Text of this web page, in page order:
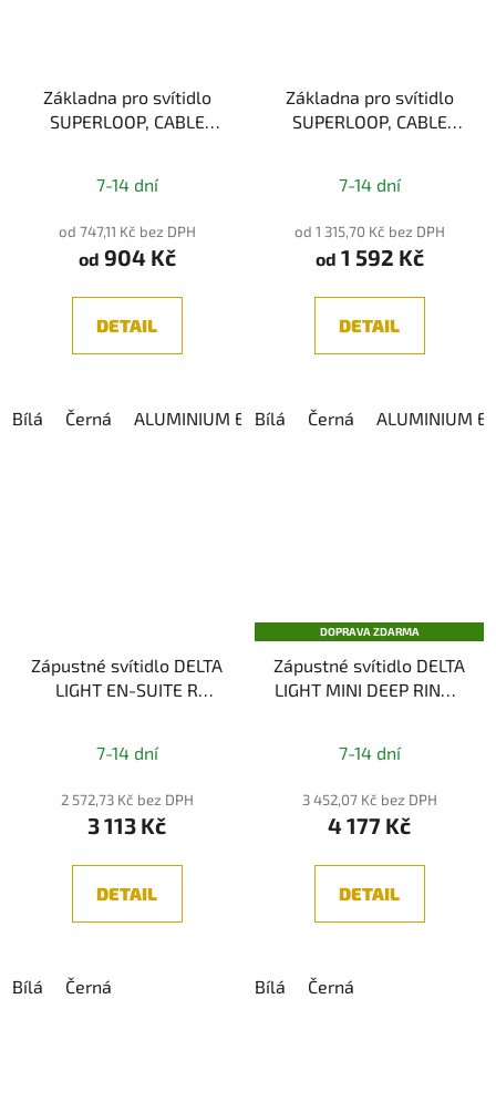
Základna pro svítidlo
SUPERLOOP, CABLE
7-14 dní
od 747,11 Kč bez DPH
od 904 Kč
DETAIL
Bílá Černá ALUMINIUM ELOXOXANÁ
Základna pro svítidlo
SUPERLOOP, CABLE
7-14 dní
od 1 315,70 Kč bez DPH
od 1 592 Kč
DETAIL
Bílá Černá ALUMINIUM
Zápustné svítidlo DELTA
LIGHT EN-SUITE R
7-14 dní
2 572,73 Kč bez DPH
3 113 Kč
DETAIL
Bílá Černá
DOPRAVA ZDARMA
Zápustné svítidlo DELTA
LIGHT MINI DEEP RINGO
7-14 dní
3 452,07 Kč bez DPH
4 177 Kč
DETAIL
Bílá Černá